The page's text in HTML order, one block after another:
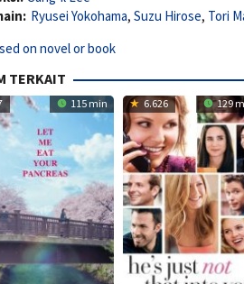
Ryusei Yokohama, Suzu Hirose, Tori
on novel or book
TERKAIT
115 min 6.626 129